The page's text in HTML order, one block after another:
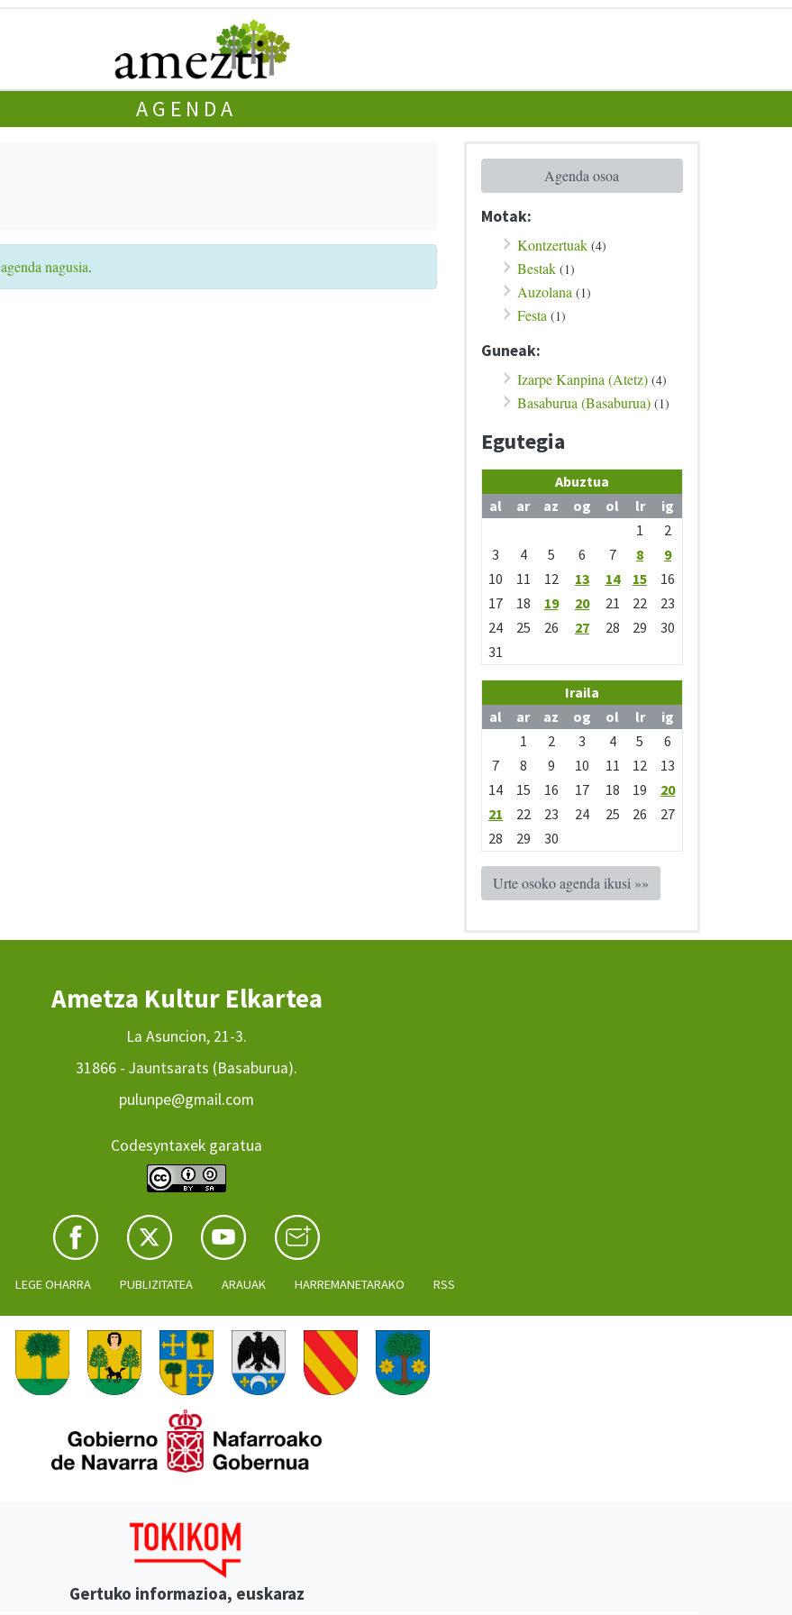
AGENDA
agenda nagusia.
Agenda osoa
Motak:
Kontzertuak (4)
Bestak (1)
Auzolana (1)
Festa (1)
Guneak:
Izarpe Kanpina (Atetz) (4)
Basaburua (Basaburua) (1)
Egutegia
Abuztua
al
ar az og ol lr
ig
1
2
3
4 5 6 7 8
9
10
11 12 13 14 15
16
17
18 19 20 21 22
23
24
25 26 27 28 29
30
31
Iraila
al
ar az og ol lr
ig
1
2 3 4 5
6
7
8 9 10 11 12
13
14
15 16 17 18 19
20
21
22 23 24 25 26
27
28
29 30
Urte osoko agenda ikusi »»
Ametza Kultur Elkartea
La Asuncion, 21-3.
31866 - Jauntsarats (Basaburua).
pulunpe@gmail.com
Codesyntaxek garatua
LEGE OHARRA PUBLIZITATEA ARAUAK HARREMANETARAKO RSS
Gertuko informazioa, euskaraz